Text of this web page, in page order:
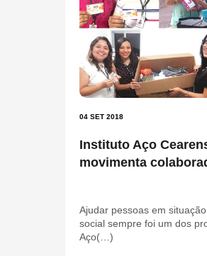
04 SET 2018
Instituto Aço
movimenta
Ajudar pessoas em
social sempre foi um dos
Aço(…)